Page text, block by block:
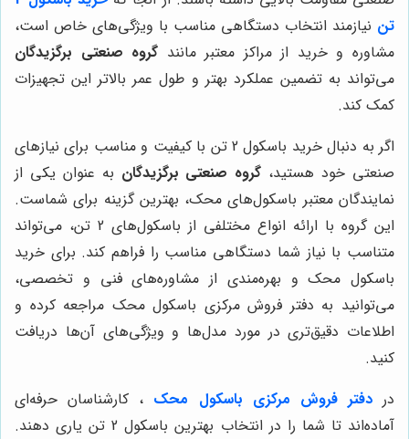
تن نیازمند انتخاب دستگاهی مناسب با ویژگی‌های خاص است،
مشاوره و خرید از مراکز معتبر مانند گروه صنعتی برگزیدگان
می‌تواند به تضمین عملکرد بهتر و طول عمر بالاتر این تجهیزات
کمک کند.
اگر به دنبال خرید باسکول 2 تن با کیفیت و مناسب برای نیازهای
صنعتی خود هستید، گروه صنعتی برگزیدگان به عنوان یکی از
نمایندگان معتبر باسکول‌های محک، بهترین گزینه برای شماست.
این گروه با ارائه انواع مختلفی از باسکول‌های 2 تن، می‌تواند
متناسب با نیاز شما دستگاهی مناسب را فراهم کند. برای خرید
باسکول محک و بهره‌مندی از مشاوره‌های فنی و تخصصی،
می‌توانید به دفتر فروش مرکزی باسکول محک مراجعه کرده و
اطلاعات دقیق‌تری در مورد مدل‌ها و ویژگی‌های آن‌ها دریافت
کنید.
دردفتر فروش مرکزی باسکول محک ، کارشناسان حرفه‌ای
آماده‌اند تا شما را در انتخاب بهترین باسکول 2 تن یاری دهند.